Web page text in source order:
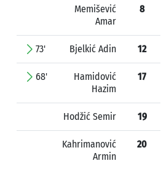
Memišević
Amar
8
73' Bjelkić Adin 12
68'
Hamidović
Hazim
17
Hodžić Semir 19
Kahrimanović
Armin
20